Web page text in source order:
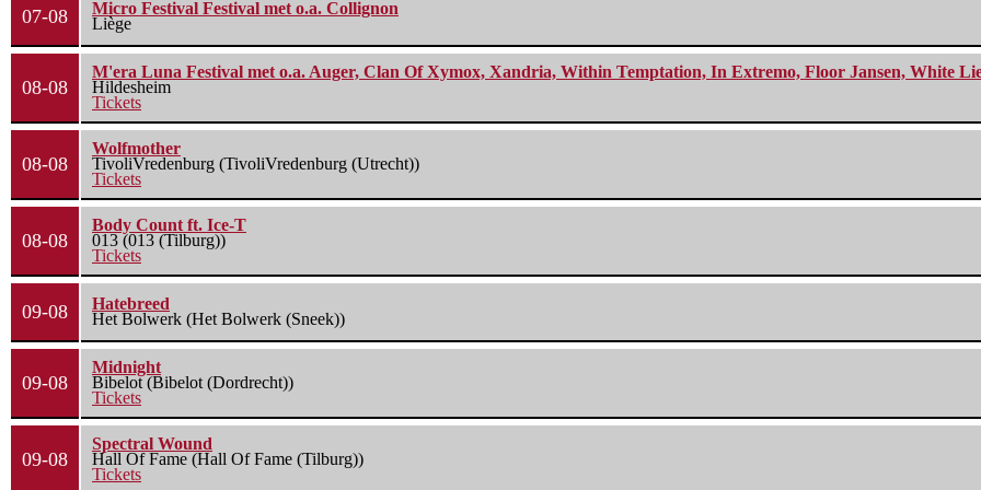
07-08
Micro Festival Festival met o.a. Collignon
Liège
08-08
M'era Luna Festival met o.a. Auger, Clan Of Xymox, Xandria, Within Temptation, In Extremo, Floor Jansen, White
Hildesheim
Tickets
08-08
Wolfmother
TivoliVredenburg (TivoliVredenburg (Utrecht))
Tickets
08-08
Body Count ft. Ice-T
013 (013 (Tilburg))
Tickets
09-08
Hatebreed
Het Bolwerk (Het Bolwerk (Sneek))
09-08
Midnight
Bibelot (Bibelot (Dordrecht))
Tickets
09-08
Spectral Wound
Hall Of Fame (Hall Of Fame (Tilburg))
Tickets